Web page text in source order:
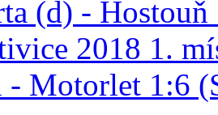
(d) - Hostouň
2018 1.
- Motorlet 1:6